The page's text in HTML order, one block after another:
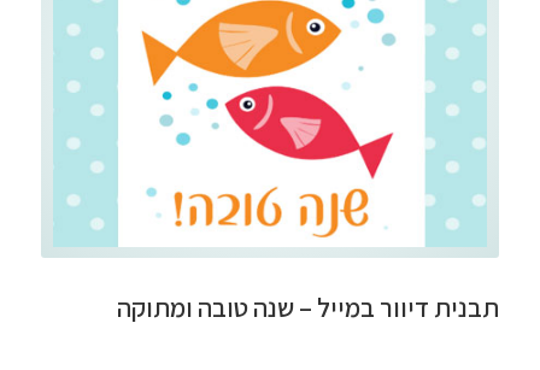
תבנית דיוור במייל – שנה טובה ומתוקה